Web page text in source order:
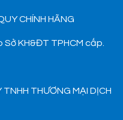
CHÍNH HÃNG
KH&ĐT TPHCM cấp.
THƯƠNG MẠI DỊCH